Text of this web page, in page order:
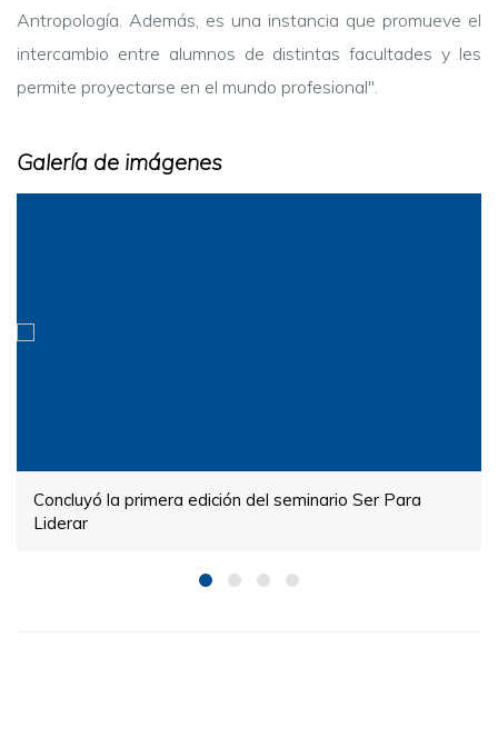
Antropología. Además, es una instancia que promueve el
intercambio entre alumnos de distintas facultades y les
permite proyectarse en el mundo profesional".
Galería de imágenes
Concluyó la primera edición del seminario Ser Para
Liderar